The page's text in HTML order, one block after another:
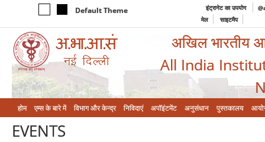
Default Theme इंट्रानेट का उपयोग
मेल
साइटमैप
अखिल भारतीय
All India
होम एम्‍स के बारे में विभाग और केन्‍द्र निविदाएं अपॉइंटमेंट अनुसंधान पुस्तकालय
EVENTS